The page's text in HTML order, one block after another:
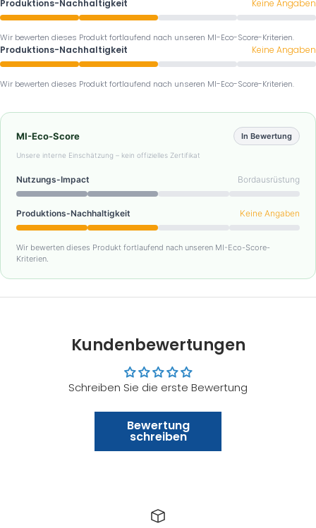
Produktions-Nachhaltigkeit Keine Angaben
Wir bewerten dieses Produkt fortlaufend nach unseren MI-Eco-Score-Kriterien.
Produktions-Nachhaltigkeit Keine Angaben
Wir bewerten dieses Produkt fortlaufend nach unseren MI-Eco-Score-Kriterien.
MI-Eco-Score In Bewertung
Unsere interne Einschätzung – kein offizielles Zertifikat
Nutzungs-Impact Bordausrüstung
Produktions-Nachhaltigkeit Keine Angaben
Wir bewerten dieses Produkt fortlaufend nach unseren MI-Eco-Score-
Kriterien.
Kundenbewertungen
Schreiben Sie die erste Bewertung
Bewertung
schreiben